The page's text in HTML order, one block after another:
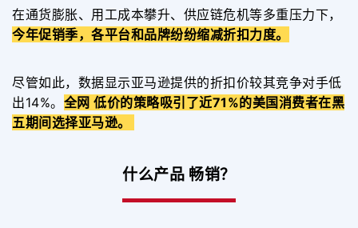
在通货膨胀、用工成本攀升、供应链危机等多重压力下，
今年促销季，各平台和品牌纷纷缩减折扣力度。
尽管如此，数据显示亚马逊提供的折扣价较其竞争对手低
出14%。 全网 低价的策略吸引了近71%的美国消费者在黑
五期间选择亚马逊。
什么产品 畅销？